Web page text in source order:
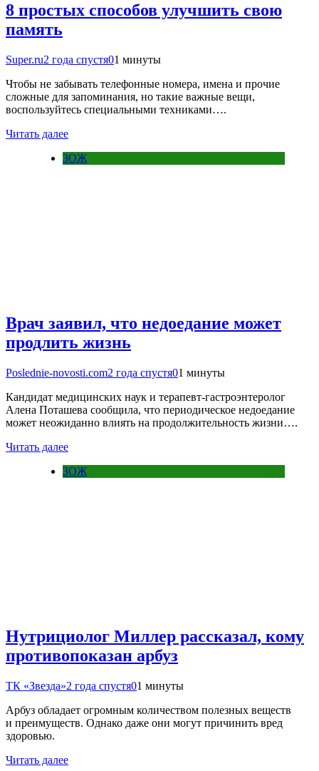
8 простых способов улучшить свою
память
Super.ru2 года спустя01 минуты
Чтобы не забывать телефонные номера, имена и прочие
сложные для запоминания, но такие важные вещи,
воспользуйтесь специальными техниками….
Читать далее
ЗОЖ
Врач заявил, что недоедание может
продлить жизнь
Poslednie-novosti.com2 года спустя01 минуты
Кандидат медицинских наук и терапевт-гастроэнтеролог
Алена Поташева сообщила, что периодическое недоедание
может неожиданно влиять на продолжительность жизни….
Читать далее
ЗОЖ
Нутрициолог Миллер рассказал, кому
противопоказан арбуз
ТК «Звезда»2 года спустя01 минуты
Арбуз обладает огромным количеством полезных веществ
и преимуществ. Однако даже они могут причинить вред
здоровью.
Читать далее